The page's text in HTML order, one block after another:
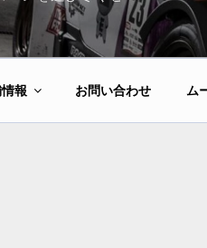
報 お問い合わせ ム